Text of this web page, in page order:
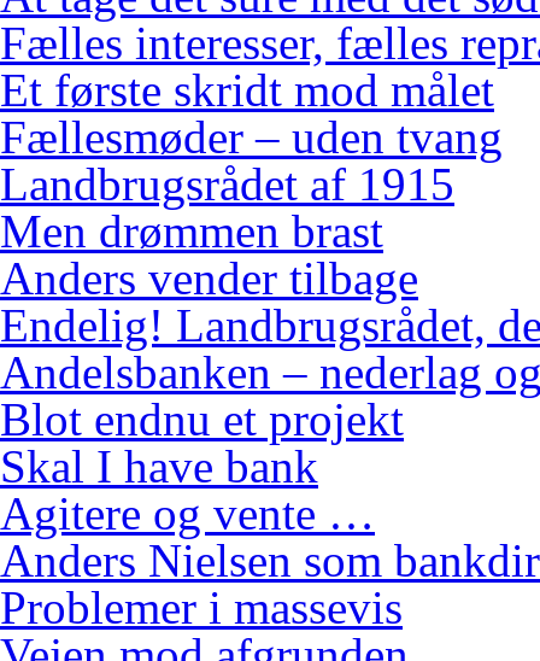
Fælles interesser, fælles
Et første skridt mod målet
Fællesmøder – uden tvang
Landbrugsrådet af 1915
Men drømmen brast
Anders vender tilbage
Endelig! Landbrugsrådet,
Andelsbanken – nederlag
Blot endnu et projekt
Skal I have bank
Agitere og vente …
Anders Nielsen som
Problemer i massevis